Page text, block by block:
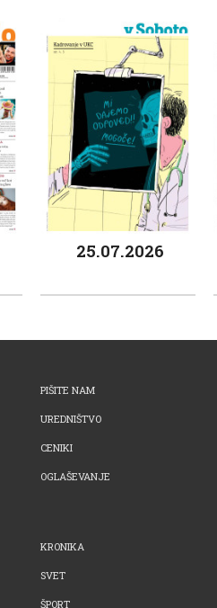
25.07.2026
PIŠITE NAM
UREDNIŠTVO
CENIKI
OGLAŠEVANJE
KRONIKA
SVET
ŠPORT